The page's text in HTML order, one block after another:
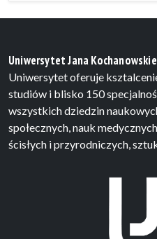
Uniwersytet Jana
Uniwersytet oferuje
studiów i blisko 150
wszystkich dziedzin
społecznych, nauk
ścisłych i przyrodniczych,